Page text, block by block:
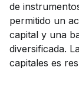
de
permitido un
capital y una
diversificada.
capitales es